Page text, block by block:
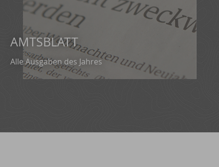
AMTSBLATT
Alle Ausgaben des Jahres